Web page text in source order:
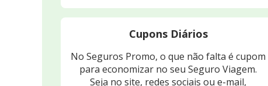
Cupons Diários
No Seguros Promo, o que não falta é cupom
para economizar no seu Seguro Viagem.
Seja no site, redes sociais ou e-mail,